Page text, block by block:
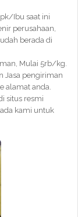
Ibu saat ini
perusahaan,
berada di
Mulai 5rb/kg.
Jasa pengiriman
alamat anda.
situs resmi
kami untuk